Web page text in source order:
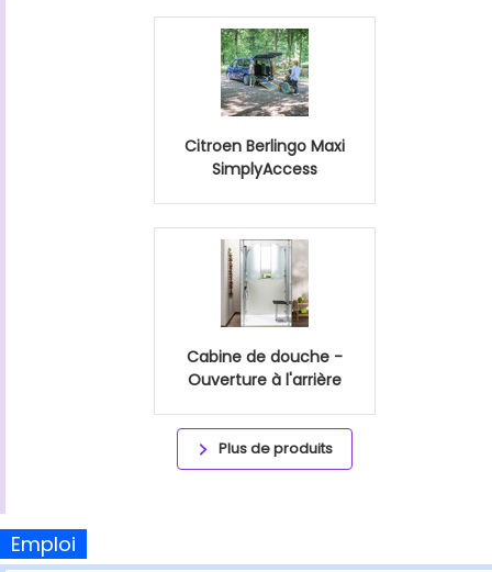
Citroen Berlingo Maxi
SimplyAccess
Cabine de douche -
Ouverture à l'arrière
Plus de produits
Emploi